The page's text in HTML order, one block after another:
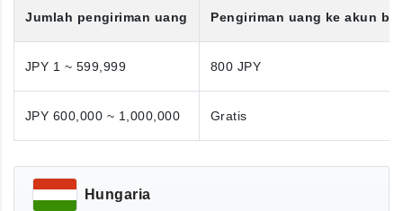
Jumlah pengiriman uang Pengiriman uang ke akun
JPY 1 ~ 599,999 800 JPY
JPY 600,000 ~ 1,000,000 Gratis
Hungaria